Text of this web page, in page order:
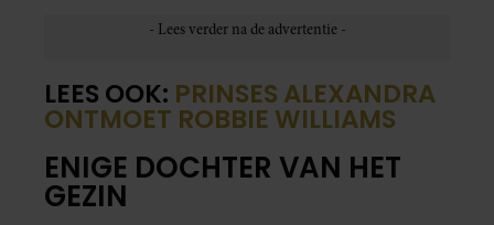
LEES OOK: PRINSES ALEXANDRA
ONTMOET ROBBIE WILLIAMS
ENIGE DOCHTER VAN HET
GEZIN